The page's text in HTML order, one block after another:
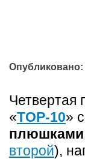
Опубликовано:
Четвертая
«TOP-10»
плюшками
второй),